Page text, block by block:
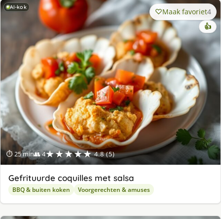
AI-kok
⏱ 25 min👥 4★★★★★ 4.8 (5)
Maak favoriet4
👍
Gefrituurde coquilles met salsa
BBQ & buiten koken Voorgerechten & amuses